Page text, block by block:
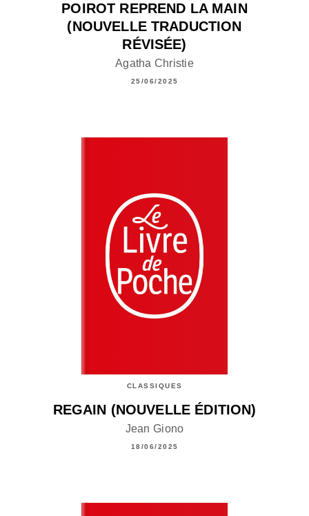
POIROT REPREND LA MAIN
(NOUVELLE TRADUCTION
RÉVISÉE)
Agatha Christie
25/06/2025
CLASSIQUES
REGAIN (NOUVELLE ÉDITION)
Jean Giono
18/06/2025